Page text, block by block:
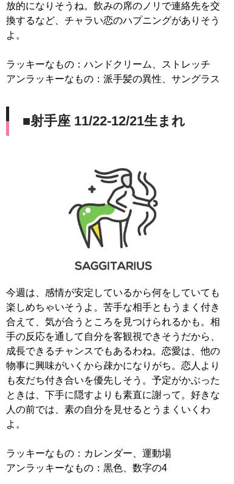
放的になりそうね。飲みの席のノリで連絡先を交
換するなど、チャラい恋のハプニングがありそう
よ。
ラッキーなもの：ハンドクリーム、ストレッチ
アンラッキーなもの：派手髪の異性、サングラス
■射手座 11/22-12/21生まれ
今週は、感情が安定しているから何をしていても
楽しめちゃいそうよ。苦手な相手ともうまく付き
合えて、気が合うところを見つけられるかも。相
手の反応を通して自分を客観視できそうだから、
成長できるチャンスでもあるわね。恋愛は、他の
物事に興味がいくから疎かになりがち。恋人より
も友だち付き合いを優先しそう。予定がかぶった
ときは、下手に隠すよりも素直に謝って。好きな
人の前では、素の自分を見せるとうまくいくわ
よ。
ラッキーなもの：カレンダー、運動場
アンラッキーなもの：黒色、数字の4